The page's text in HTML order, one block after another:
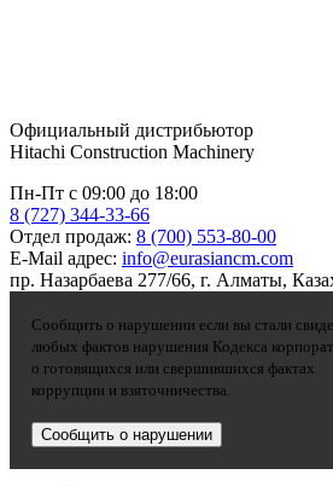
Официальный дистрибьютор
Hitachi Construction Machinery
Пн-Пт с 09:00 до 18:00
8 (727) 344-33-66
Отдел продаж: 8 (700) 553-80-00
E-Mail адрес: info@eurasiancm.com
пр. Назарбаева 277/66, г. Алматы,
Сообщить о нарушении если вы стали
любых фактов нарушения Кодекса
о готовящихся или свершившихся фактах
коррупции и взяточничества.
Сообщить о нарушении